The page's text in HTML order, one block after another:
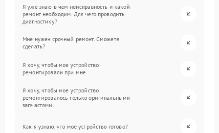
Я уже знаю в чем неисправность и какой
ремонт необходим. Для чего проводить
диагностику?
Мне нужен срочный ремонт. Сможете
сделать?
Я хочу, чтобы мое устройство
ремонтировали при мне.
Я хочу, чтобы мое устройство
ремонтировалось только оригинальными
запчастями.
Как я узнаю, что мое устройство готово?